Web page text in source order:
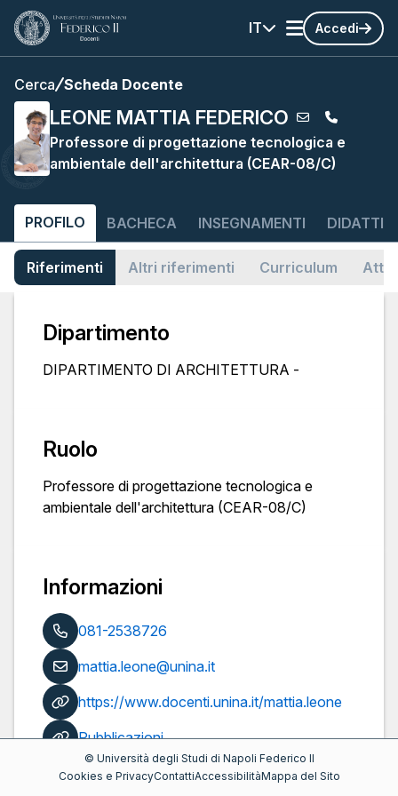
IT Accedi
Cerca Scheda Docente
LEONE MATTIA FEDERICO
Professore di progettazione tecnologica e
ambientale dell'architettura (CEAR-08/C)
PROFILO BACHECA INSEGNAMENTI
Riferimenti Altri riferimenti Curriculum
Dipartimento
DIPARTIMENTO DI ARCHITETTURA -
Ruolo
Professore di progettazione tecnologica e
ambientale dell'architettura (CEAR-08/C)
Informazioni
081-2538726
mattia.leone@unina.it
https://www.docenti.unina.it/mattia.leone
Pubblicazioni
© Università degli Studi di Napoli Federico II
Cookies e PrivacyContattiAccessibilitàMappa del Sito